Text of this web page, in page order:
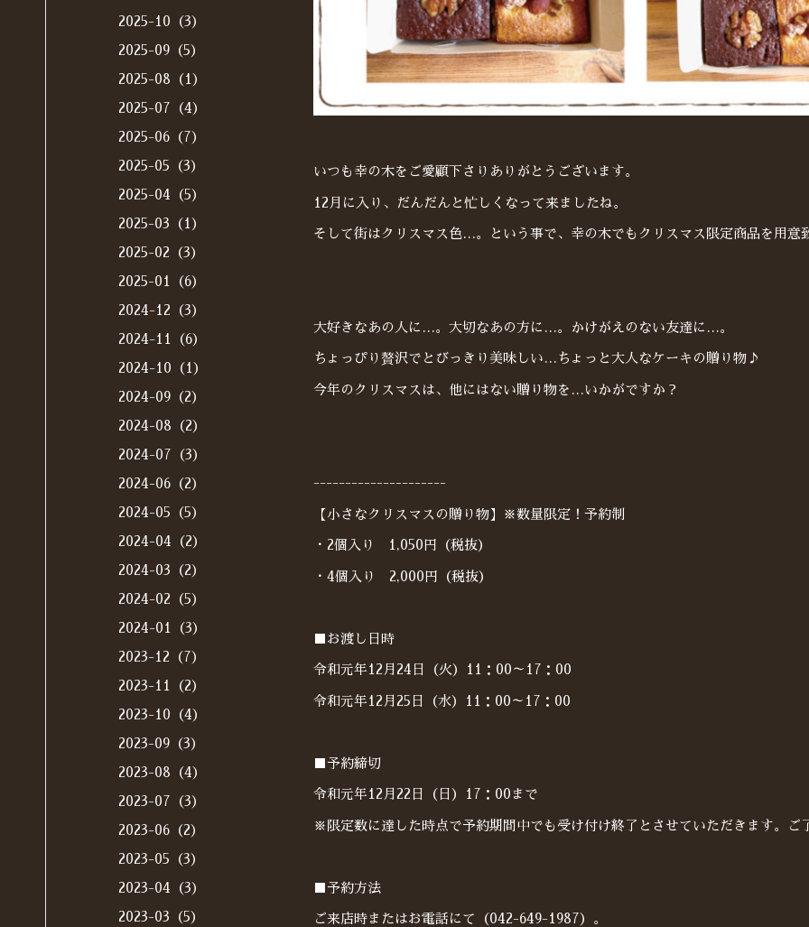
いつも幸の木をご愛顧下さりありがとうございます。
12月に入り、だんだんと忙しくなって来ましたね。
そして街はクリスマス色…。という事で、幸の木でもクリスマス限定商品を用意
大好きなあの人に…。大切なあの方に…。かけがえのない友達に…。
ちょっぴり贅沢でとびっきり美味しい…ちょっと大人なケーキの贈り物♪
今年のクリスマスは、他にはない贈り物を…いかがですか？
---------------------
【小さなクリスマスの贈り物】※数量限定！予約制
・2個入り 1,050円（税抜）
・4個入り 2,000円（税抜）
■お渡し日時
令和元年12月24日（火）11：00～17：00
令和元年12月25日（水）11：00～17：00
■予約締切
令和元年12月22日（日）17：00まで
※限定数に達した時点で予約期間中でも受け付け終了とさせていただきます。ご
■予約方法
ご来店時またはお電話にて（042-649-1987）。
2025-10（3）
2025-09（5）
2025-08（1）
2025-07（4）
2025-06（7）
2025-05（3）
2025-04（5）
2025-03（1）
2025-02（3）
2025-01（6）
2024-12（3）
2024-11（6）
2024-10（1）
2024-09（2）
2024-08（2）
2024-07（3）
2024-06（2）
2024-05（5）
2024-04（2）
2024-03（2）
2024-02（5）
2024-01（3）
2023-12（7）
2023-11（2）
2023-10（4）
2023-09（3）
2023-08（4）
2023-07（3）
2023-06（2）
2023-05（3）
2023-04（3）
2023-03（5）